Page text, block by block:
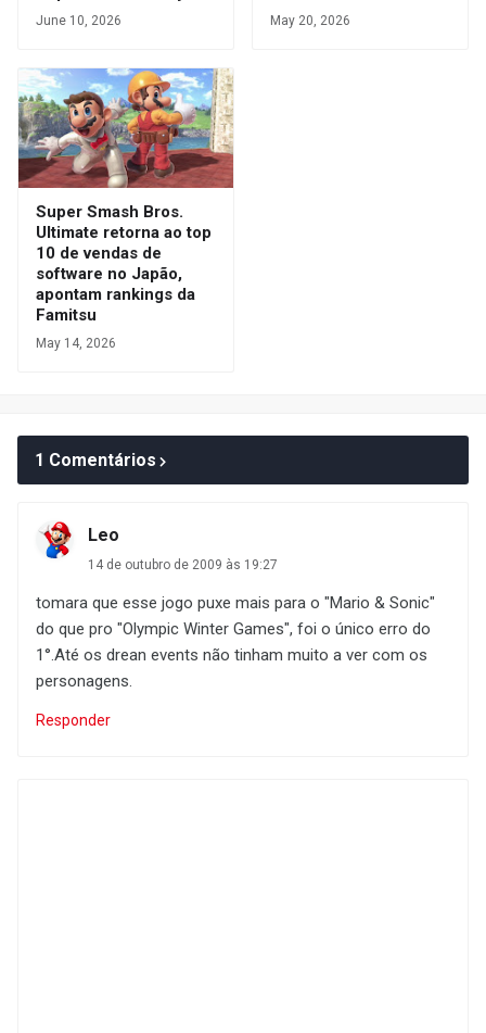
June 10, 2026 May 20, 2026
Super Smash Bros.
Ultimate retorna ao top
10 de vendas de
software no Japão,
apontam rankings da
Famitsu
May 14, 2026
1 Comentários
Leo
14 de outubro de 2009 às 19:27
tomara que esse jogo puxe mais para o "Mario & Sonic"
do que pro "Olympic Winter Games", foi o único erro do
1°.Até os drean events não tinham muito a ver com os
personagens.
Responder